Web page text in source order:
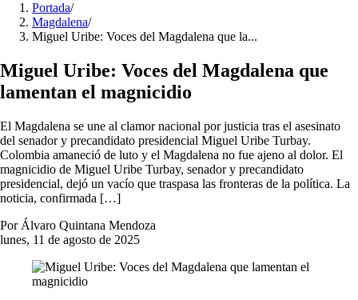
Portada/
Magdalena/
Miguel Uribe: Voces del Magdalena que la...
Miguel Uribe: Voces del Magdalena que
lamentan el magnicidio
El Magdalena se une al clamor nacional por justicia tras el asesinato
del senador y precandidato presidencial Miguel Uribe Turbay.
Colombia amaneció de luto y el Magdalena no fue ajeno al dolor. El
magnicidio de Miguel Uribe Turbay, senador y precandidato
presidencial, dejó un vacío que traspasa las fronteras de la política. La
noticia, confirmada […]
Por Álvaro Quintana Mendoza
lunes, 11 de agosto de 2025